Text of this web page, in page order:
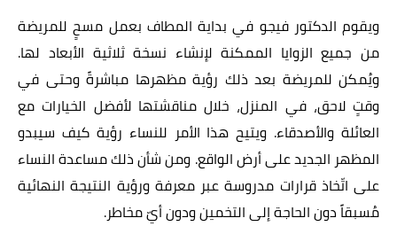
ويقوم الدكتور فيجو في بداية المطاف بعمل مسحٍ للمريضة
من جميع الزوايا الممكنة لإنشاء نسخة ثلاثية الأبعاد لها.
ويُمكن للمريضة بعد ذلك رؤية مظهرها مباشرةً وحتى في
وقتٍ لاحق، في المنزل، خلال مناقشتها لأفضل الخيارات مع
العائلة والأصدقاء. ويتيح هذا الأمر للنساء رؤية كيف سيبدو
المظهر الجديد على أرض الواقع. ومن شأن ذلك مساعدة النساء
على اتّخاذ قرارات مدروسة عبر معرفة ورؤية النتيجة النهائية
مُسبقاً دون الحاجة إلى التخمين ودون أيّ مخاطر.